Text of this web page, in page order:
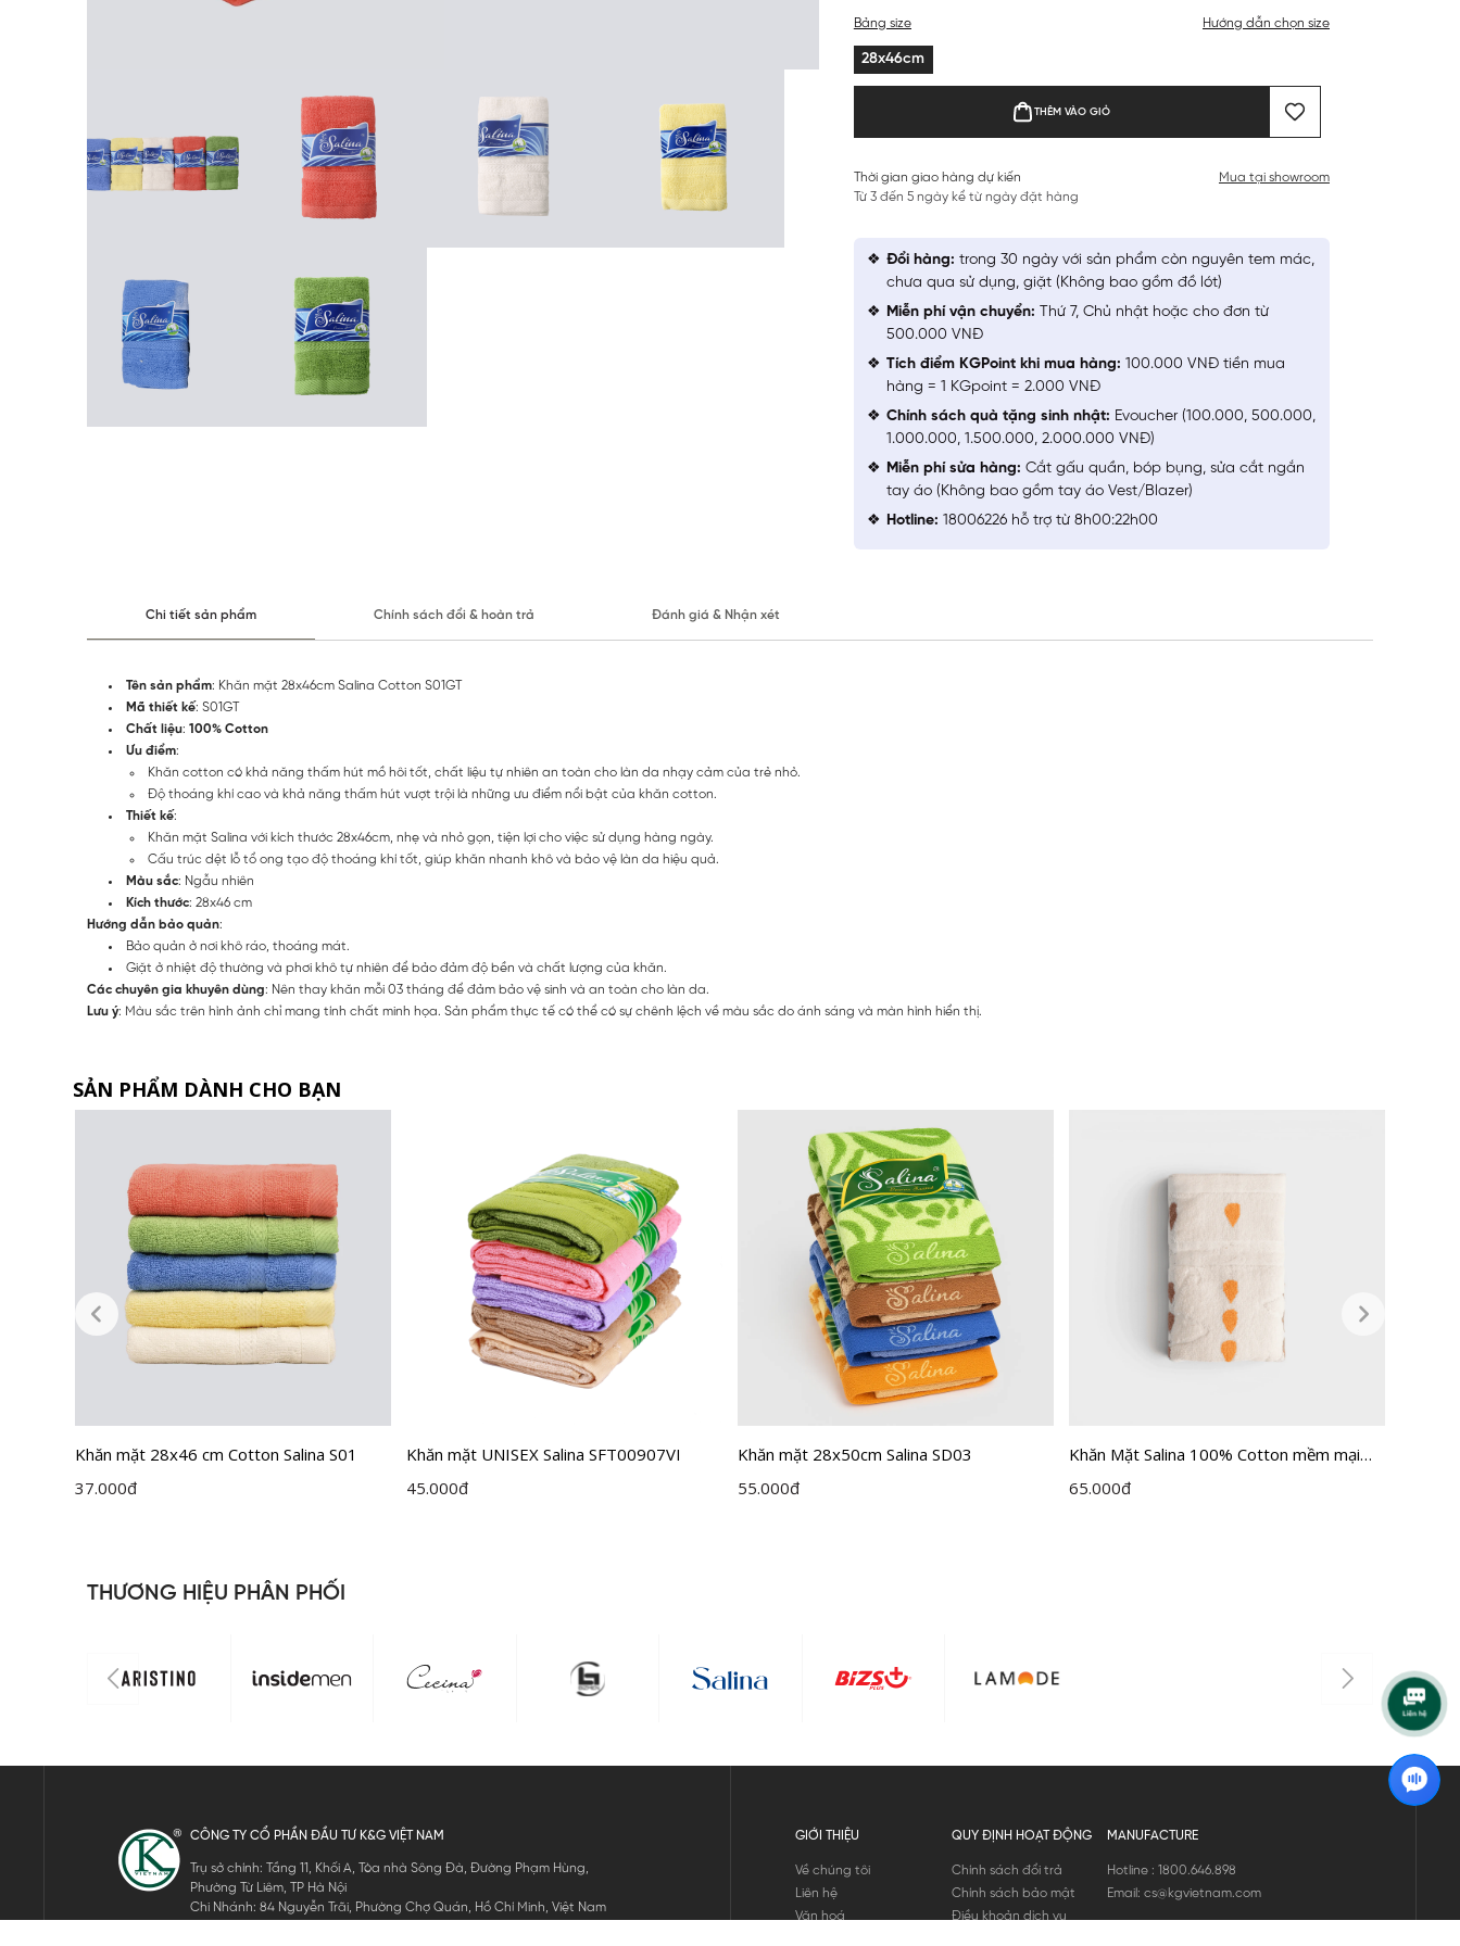
Bảng size Hướng dẫn chọn size
28x46cm
THÊM VÀO GIỎ
Thời gian giao hàng dự kiến
Từ 3 đến 5 ngày kể từ ngày đặt hàng
Mua tại showroom
Đổi hàng: trong 30 ngày với sản phẩm còn nguyên tem mác,
chưa qua sử dụng, giặt (Không bao gồm đồ lót)
Miễn phí vận chuyển: Thứ 7, Chủ nhật hoặc cho đơn từ
500.000 VNĐ
Tích điểm KGPoint khi mua hàng: 100.000 VNĐ tiền mua
hàng = 1 KGpoint = 2.000 VNĐ
Chính sách quà tặng sinh nhật: Evoucher (100.000, 500.000,
1.000.000, 1.500.000, 2.000.000 VNĐ)
Miễn phí sửa hàng: Cắt gấu quần, bóp bụng, sửa cắt ngắn
tay áo (Không bao gồm tay áo Vest/Blazer)
Hotline: 18006226 hỗ trợ từ 8h00:22h00
Chi tiết sản phẩm Chính sách đổi & hoàn trả Đánh giá & Nhận xét
Tên sản phẩm: Khăn mặt 28x46cm Salina Cotton S01GT
Mã thiết kế: S01GT
Chất liệu: 100% Cotton
Ưu điểm:
Khăn cotton có khả năng thấm hút mồ hôi tốt, chất liệu tự nhiên an toàn cho làn da nhạy cảm của trẻ nhỏ.
Độ thoáng khí cao và khả năng thấm hút vượt trội là những ưu điểm nổi bật của khăn cotton.
Thiết kế:
Khăn mặt Salina với kích thước 28x46cm, nhẹ và nhỏ gọn, tiện lợi cho việc sử dụng hàng ngày.
Cấu trúc dệt lỗ tổ ong tạo độ thoáng khí tốt, giúp khăn nhanh khô và bảo vệ làn da hiệu quả.
Màu sắc: Ngẫu nhiên
Kích thước: 28x46 cm
Hướng dẫn bảo quản:
Bảo quản ở nơi khô ráo, thoáng mát.
Giặt ở nhiệt độ thường và phơi khô tự nhiên để bảo đảm độ bền và chất lượng của khăn.
Các chuyên gia khuyên dùng: Nên thay khăn mỗi 03 tháng để đảm bảo vệ sinh và an toàn cho làn da.
Lưu ý: Màu sắc trên hình ảnh chỉ mang tính chất minh họa. Sản phẩm thực tế có thể có sự chênh lệch về màu sắc do ánh sáng và màn hình hiển thị.
SẢN PHẨM DÀNH CHO BẠN
Khăn mặt 28x46 cm Cotton Salina S01
37.000đ
Khăn mặt UNISEX Salina SFT00907VI
45.000đ
Khăn mặt 28x50cm Salina SD03
55.000đ
Khăn Mặt Salina 100% Cotton mềm mại
nâng niu làn da nhạy cảm SFT201
65.000đ
THƯƠNG HIỆU PHÂN PHỐI
CÔNG TY CỔ PHẦN ĐẦU TƯ K&G VIỆT NAM
Trụ sở chính: Tầng 11, Khối A, Tòa nhà Sông Đà, Đường Phạm Hùng,
Phường Từ Liêm, TP Hà Nội
Chi Nhánh: 84 Nguyễn Trãi, Phường Chợ Quán, Hồ Chí Minh, Việt Nam
GIỚI THIỆU
Về chúng tôi
Liên hệ
Văn hoá
QUY ĐỊNH HOẠT ĐỘNG
Chính sách đổi trả
Chính sách bảo mật
Điều khoản dịch vụ
MANUFACTURE
Hotline : 1800.646.898
Email: cs@kgvietnam.com